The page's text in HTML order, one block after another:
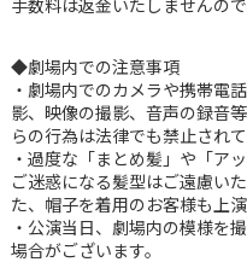
手数料は返金いたしませんの
◆劇場内での注意事項
・劇場内でのカメラや携帯電
影、映像の撮影、音声の録音
らの行為は法律でも禁止されて
・過度な「まとめ髪」や「ア
ご迷惑になる髪型はご遠慮い
た、帽子を着用のお客様も上
・公演当日、劇場内の模様を
場合がございます。